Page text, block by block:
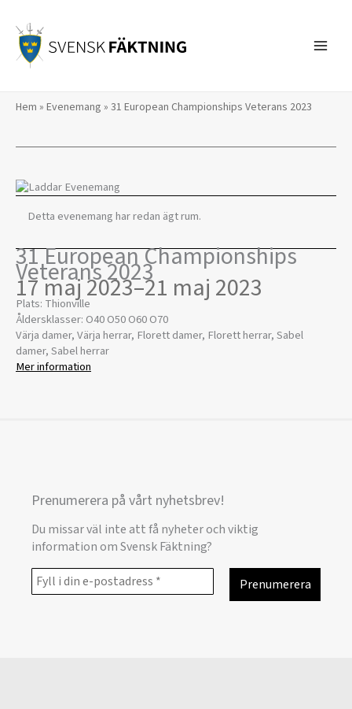
innehåll
Hem » Evenemang » 31 European Championships Veterans 2023
Detta evenemang har redan ägt rum.
31 European Championships
Veterans 2023
17 maj 2023–21 maj 2023
Plats: Thionville
Åldersklasser: O40 O50 O60 O70
Värja damer, Värja herrar, Florett damer, Florett herrar, Sabel
damer, Sabel herrar
Mer information
Prenumerera på vårt nyhetsbrev!
Du missar väl inte att få nyheter och viktig
information om Svensk Fäktning?